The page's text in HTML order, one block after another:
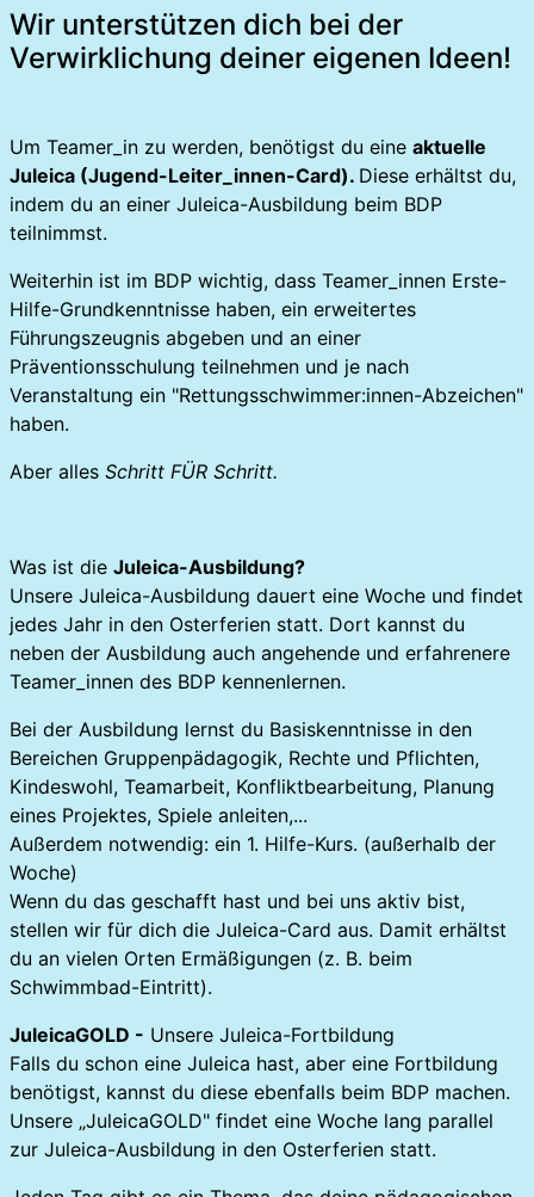
Wir unterstützen dich bei der
Verwirklichung deiner eigenen Ideen!
Um Teamer_in zu werden, benötigst du eine aktuelle
Juleica (Jugend-Leiter_innen-Card). Diese erhältst du,
indem du an einer Juleica-Ausbildung beim BDP
teilnimmst.
Weiterhin ist im BDP wichtig, dass Teamer_innen Erste-
Hilfe-Grundkenntnisse haben, ein erweitertes
Führungszeugnis abgeben und an einer
Präventionsschulung teilnehmen und je nach
Veranstaltung ein "Rettungsschwimmer:innen-Abzeichen"
haben.
Aber alles Schritt FÜR Schritt.
Was ist die Juleica-Ausbildung?
Unsere Juleica-Ausbildung dauert eine Woche und findet
jedes Jahr in den Osterferien statt. Dort kannst du
neben der Ausbildung auch angehende und erfahrenere
Teamer_innen des BDP kennenlernen.
Bei der Ausbildung lernst du Basiskenntnisse in den
Bereichen Gruppenpädagogik, Rechte und Pflichten,
Kindeswohl, Teamarbeit, Konfliktbearbeitung, Planung
eines Projektes, Spiele anleiten,...
Außerdem notwendig: ein 1. Hilfe-Kurs. (außerhalb der
Woche)
Wenn du das geschafft hast und bei uns aktiv bist,
stellen wir für dich die Juleica-Card aus. Damit erhältst
du an vielen Orten Ermäßigungen (z. B. beim
Schwimmbad-Eintritt).
JuleicaGOLD - Unsere Juleica-Fortbildung
Falls du schon eine Juleica hast, aber eine Fortbildung
benötigst, kannst du diese ebenfalls beim BDP machen.
Unsere „JuleicaGOLD" findet eine Woche lang parallel
zur Juleica-Ausbildung in den Osterferien statt.